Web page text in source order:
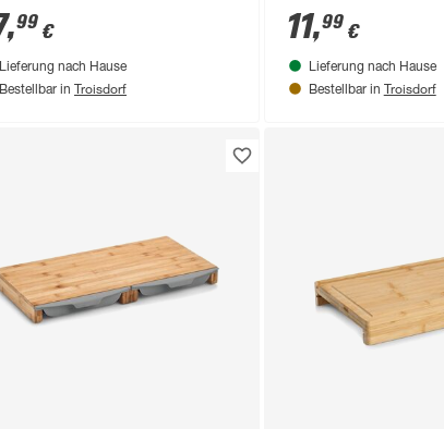
,99 €
Lieferung nach Hause
Bestellbar in Troisdorf
11,99€
Lieferung nach Hause
Bestellbar in Troisdorf